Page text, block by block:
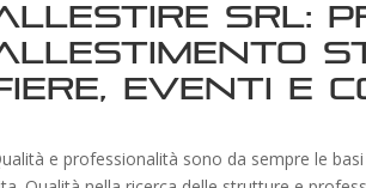
Srl:
Eventi e
e professionalità sono da sempre le